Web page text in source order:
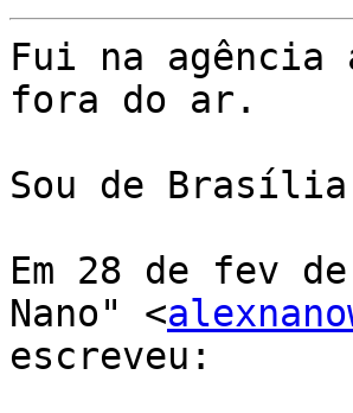
Fui na agência
fora do ar.
Sou de
Em 28 de fev
Nano" <
escreveu: